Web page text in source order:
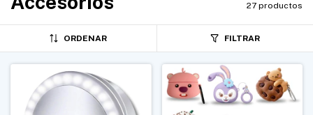
27 productos
ORDENAR FILTRAR